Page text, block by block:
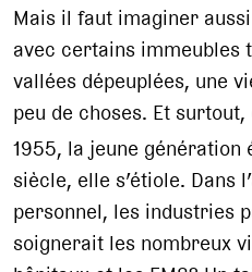
Mais il faut imaginer
avec certains immeubles
vallées dépeuplées, une
peu de choses. Et
1955, la jeune
siècle, elle s’étiole. Dans
personnel, les industries
soignerait les nombreux